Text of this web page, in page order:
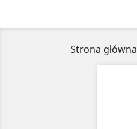
Strona główna